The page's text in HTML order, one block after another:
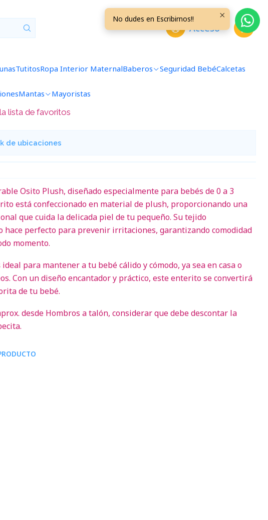
Acceso
TutitosRopa Interior MaternalBaberos Seguridad BebéCalcetas
Mantas Mayoristas
lista de favoritos
de ubicaciones
Osito Plush, diseñado especialmente para bebés de 0 a 3
está confeccionado en material de plush, proporcionando una
que cuida la delicada piel de tu pequeño. Su tejido
hace perfecto para prevenir irritaciones, garantizando comodidad
momento.
para mantener a tu bebé cálido y cómodo, ya sea en casa o
Con un diseño encantador y práctico, este enterito se convertirá
de tu bebé.
desde Hombros a talón, considerar que debe descontar la
No dudes en Escribirnos!!